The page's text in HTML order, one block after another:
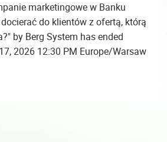
marketingowe w Banku
do klientów z ofertą, którą
by Berg System has ended
2026 12:30 PM Europe/Warsaw